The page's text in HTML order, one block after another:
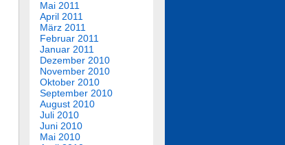
Mai 2011
April 2011
März 2011
Februar 2011
Januar 2011
Dezember 2010
November 2010
Oktober 2010
September 2010
August 2010
Juli 2010
Juni 2010
Mai 2010